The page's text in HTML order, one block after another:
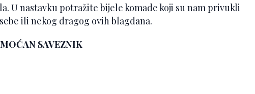
U nastavku potražite bijele komade koji su nam privukli
ili nekog dragog ovih blagdana.
SAVEZNIK